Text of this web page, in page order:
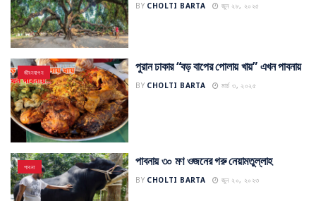
BY CHOLTI BARTA জুন ২৮, ২০২৫
জীবনযাপন পুরান ঢাকার “বড় বাপের পোলায় খায়” এখন পাবনায়
BY CHOLTI BARTA মার্চ ৩, ২০২৫
পাবনা পাবনায় ৩০ মণ ওজনের গরু নেয়ামতুল্লাহ
BY CHOLTI BARTA জুন ২০, ২০২৩